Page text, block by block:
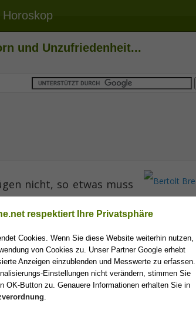
Horoskop
und Unzufriedenheit...
nicht, so etwas muss
an sich selbst senden.
respektiert Ihre Privatsphäre
Cookies. Wenn Sie diese Website weiterhin nutzen,
von Cookies zu. Unser Partner Google erhebt
Anzeigen einzublenden und Messwerte zu erfassen.
Einstellungen nicht verändern, stimmen Sie
OK-Button zu. Genauere Informationen erhalten Sie in
.